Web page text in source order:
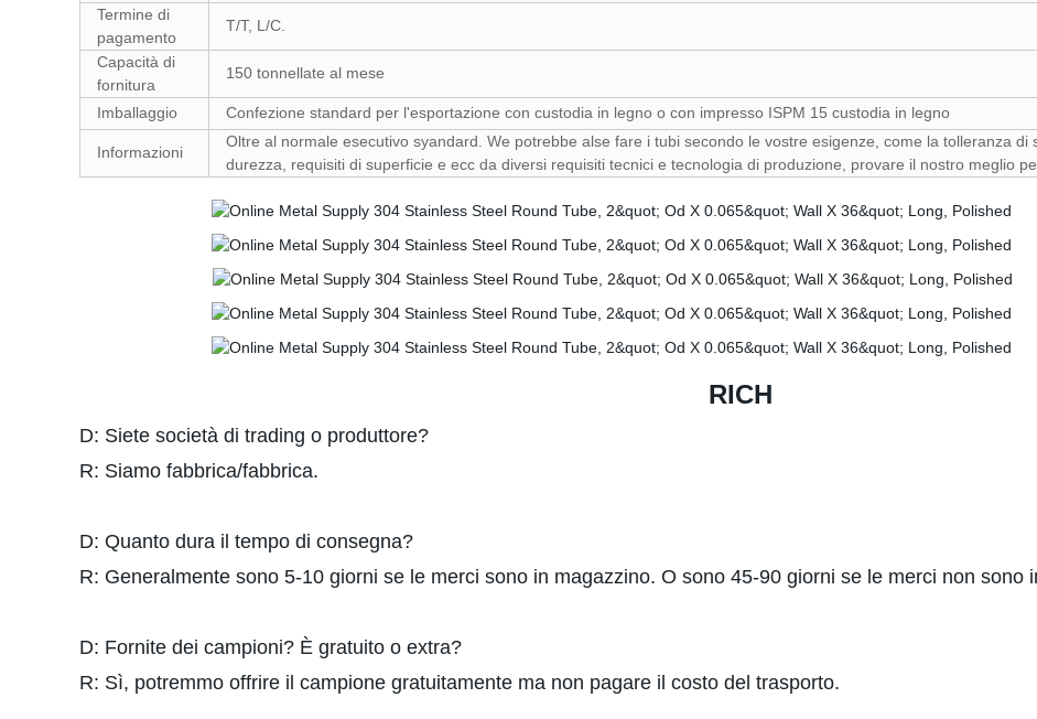
Termine di
pagamento
T/T, L/C.
Capacità di
fornitura
150 tonnellate al mese
Imballaggio Confezione standard per l'esportazione con custodia in legno o con impresso ISPM 15 custodia in legno
Informazioni
Oltre al normale esecutivo syandard. We potrebbe alse fare i tubi secondo le vostre esigenze, come la tolleranza di
durezza, requisiti di superficie e ecc da diversi requisiti tecnici e tecnologia di produzione, provare il nostro meglio
RICH
D: Siete società di trading o produttore?
R: Siamo fabbrica/fabbrica.
D: Quanto dura il tempo di consegna?
R: Generalmente sono 5-10 giorni se le merci sono in magazzino. O sono 45-90 giorni se le merci non sono
D: Fornite dei campioni? È gratuito o extra?
R: Sì, potremmo offrire il campione gratuitamente ma non pagare il costo del trasporto.